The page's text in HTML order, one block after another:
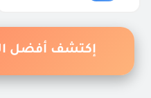
إكتشف أفضل